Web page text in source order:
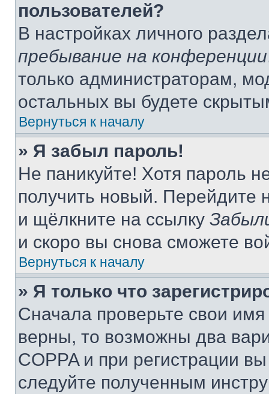
пользователей?
В настройках личного
пребывание на конференции
только администраторам,
остальных вы будете
Вернуться к началу
» Я забыл пароль!
Не паникуйте! Хотя пароль
получить новый. Перейдите
и щёлкните на ссылку
и скоро вы снова сможете
Вернуться к началу
» Я только что
Сначала проверьте свои
верны, то возможны два
COPPA и при регистрации
следуйте полученным